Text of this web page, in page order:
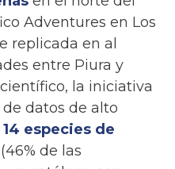
Adventures en Los
replicada en al
entre Piura y
la iniciativa
datos de alto
14 especies de
de las